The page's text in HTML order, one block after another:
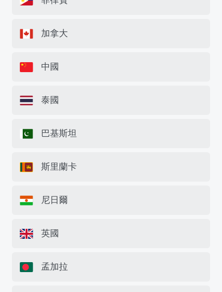
加拿大
中國
泰國
巴基斯坦
斯里蘭卡
尼日爾
英國
孟加拉